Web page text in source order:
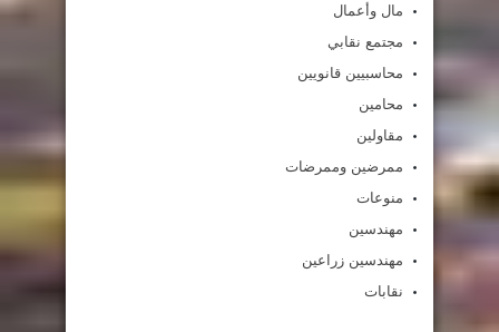
مال وأعمال
مجتمع نقابي
محاسبيين قانويين
محامين
مقاولين
ممرضين وممرضات
منوعات
مهندسين
مهندسين زراعين
نقابات